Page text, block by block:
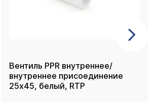
Вентиль PPR внутреннее/
внутреннее присоединение
25х45, белый, RTP